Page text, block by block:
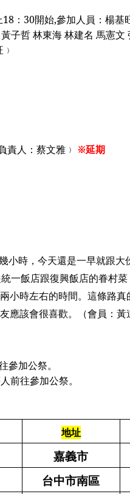
18 ： 30開始,參加人員： 楊基
黃子哲 林東海 林建名 馬憲文
負責人：蔡文雅﹚ ※延期
時，今天還是一早就跟大
一飯店跟復興飯店的眷村
小時左右的時間。這條路
應該會很喜歡。 （會員：黃
參加公祭。
前往參加公祭。
地址
嘉義市
台中市南區